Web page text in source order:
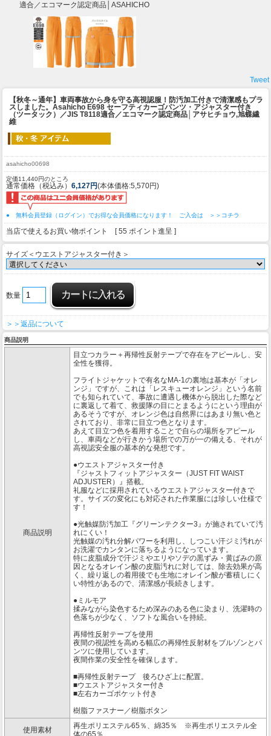
適合／エコマーク認定商品│ASAHICHO
Tweet
【秋冬～通年】車両事故から身を守る高視認服！防汚加工付きで清潔感もプラ
スしました。 Asahicho E698 セーフティカーゴパンツ・アジャスター付き
（ツータック）／JIS T8118適合／エコマーク認定商品│アサヒチョウ,旭蝶繊
維
asahicho00698
定価11,440円のところ
通常価格（税込み） 6,127円(本体価格:5,570円)
● 無料会員登録（ログイン）でお得な会員価格になります！ ご入会は ＞＞コチラ
当店で使えるお買い物ポイント [ 55 ポイント進呈 ]
サイズ＜ウエストアジャスター付き＞
数量
＞＞返品について
商品説明
商品説明
目立つカラー＋再帰性反射テープで存在をアピールし、安
全性を獲得。
フライトジャケットで有名なMA-1の裏地は基本が「オレ
ンジ」ですが、これは「レスキューオレンジ」という名前
でも知られていて、事故に遭遇し機体から脱出した際など
に裏返して着て、救援隊の目にとまるようにという理由が
あるそうですが、オレンジ色は自然界にはあまり無い色と
されており、非常に目立つ色となります。
あえて目立つ色を着用することで自らの場所をアピール
し、車両などが行きかう場所での万が一の備える、それが
高視認安全服の基本的な発想です。
●ウエストアジャスター付き
『ジャストフィットアジャスター（JUST FIT WAIST
ADJUSTER）』搭載。
礼服などに採用されているウエストアジャスター付きで
す。サイズの変化にも対応された作業服には珍しい仕様で
す！
●光触媒防汚加工『グリーンテクター3』が施されていて汚
れにくい！
光触媒の汚れ分解パワーを利用し、しつこい汗ジミ汚れが
お洗濯でカンタンに落ちるようになっています。
特に皮脂成分で汗ジミやエリやソデの黒ずみ・黄ばみの原
因となるオレイン酸の皮脂汚れに対しては、除去効果が高
く、繰り返しの着用後でも生地にオレイン酸が蓄積しにく
い特性があるので、清潔感が長続きします。
●ミルモア
揉みながら染色するため深みのある色に染まり、洗濯時の
色落ちが少なく、ソフトな風合いを持続。
再帰性反射テープを使用
夜間の視認性を高める幅広の再帰性反射材をブルゾンとパ
ンツに使用しています。
夜間作業の安全性を確保します。
■再帰性反射テープ 後ろひざ上に配置。
■ウエストアジャスター付き
■左右カーゴポケット付き
樹脂ファスナー／樹脂ボタン
使用素材
再生ポリエステル65％、綿35％ ※再生ポリエステル全